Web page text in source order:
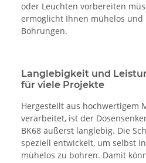
oder Leuchten vorbereiten
ermöglicht Ihnen mühelos und
Bohrungen.
Langlebigkeit und
für viele Projekte
Hergestellt aus hochwertigem
verarbeitet, ist der
BK68 äußerst langlebig. Die
speziell entwickelt, um selbst
mühelos zu bohren. Damit